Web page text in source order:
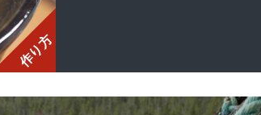
作り方